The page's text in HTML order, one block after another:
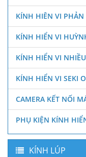
KÍNH HIÊN VI PHẢN
KÍNH HIỂN VI
KÍNH HIỂN VI
KÍNH HIỂN VI SEKI
CAMERA KẾT NỐI
PHỤ KIỆN KÍNH
KÍNH LÚP